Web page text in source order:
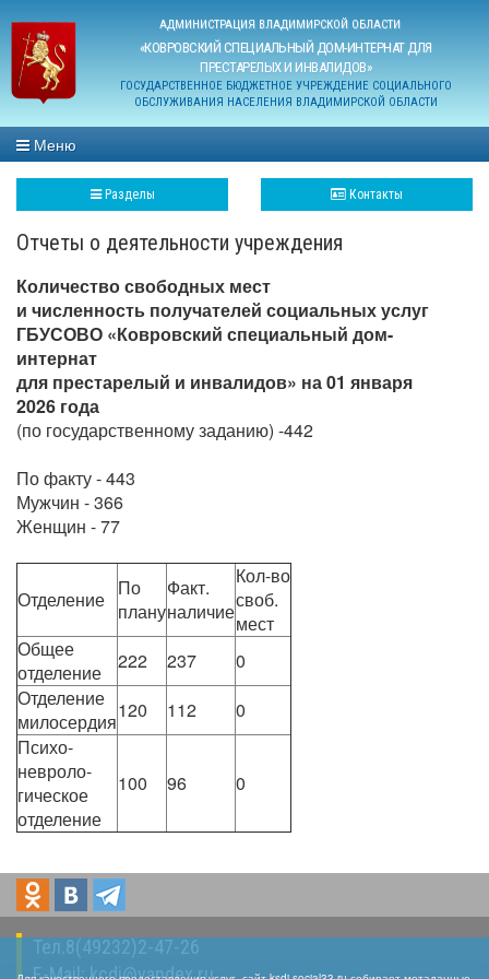
АДМИНИСТРАЦИЯ ВЛАДИМИРСКОЙ ОБЛАСТИ
«КОВРОВСКИЙ СПЕЦИАЛЬНЫЙ ДОМ-ИНТЕРНАТ ДЛЯ
ПРЕСТАРЕЛЫХ И ИНВАЛИДОВ»
ГОСУДАРСТВЕННОЕ БЮДЖЕТНОЕ УЧРЕЖДЕНИЕ СОЦИАЛЬНОГО
ОБСЛУЖИВАНИЯ НАСЕЛЕНИЯ ВЛАДИМИРСКОЙ ОБЛАСТИ
Меню
Разделы Контакты
Отчеты о деятельности учреждения
Количество свободных мест
и численность получателей социальных услуг
ГБУСОВО «Ковровский специальный дом-
интернат
для престарелый и инвалидов» на 01 января
2026 года
(по государственному заданию) -442
По факту - 443
Мужчин - 366
Женщин - 77
Отделение По
плану
Факт.
наличие
Кол-во
своб.
мест
Общее
отделение
222 237
0
Отделение
милосердия120 112
0
Психо-
невроло-
гическое
отделение
100 96 0
Тел.8(49232)2-47-26
E-Mail:kcdi@yandex.ru